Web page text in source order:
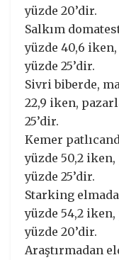
yüzde 20’dir.
Salkım
yüzde 40,6
yüzde 25’dir.
Sivri biberde,
22,9 iken,
25’dir.
Kemer
yüzde 50,2
yüzde 25’dir.
Starking
yüzde 54,2
yüzde 20’dir.
Araştırmadan